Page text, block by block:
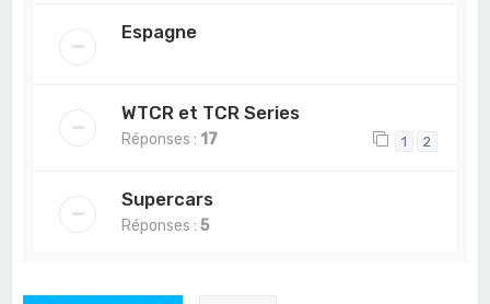
Espagne
WTCR et TCR Series
Réponses : 17 1 2
Supercars
Réponses :5